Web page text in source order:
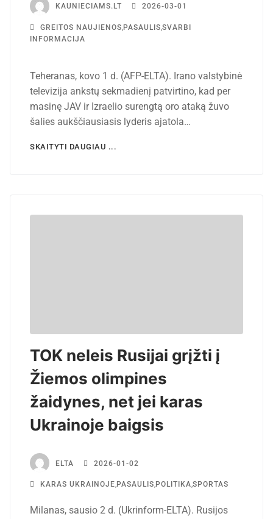
KAUNIECIAMS.LT 2026-03-01
GREITOS NAUJIENOS PASAULIS SVARBI
INFORMACIJA
Teheranas, kovo 1 d. (AFP-ELTA). Irano valstybinė
televizija ankstų sekmadienį patvirtino, kad per
masinę JAV ir Izraelio surengtą oro ataką žuvo
šalies aukščiausiasis lyderis ajatola…
SKAITYTI DAUGIAU ...
TOK neleis Rusijai grįžti į
Žiemos olimpines
žaidynes, net jei karas
Ukrainoje baigsis
ELTA 2026-01-02
KARAS UKRAINOJE,PASAULIS,POLITIKA,SPORTAS
Milanas, sausio 2 d. (Ukrinform-ELTA). Rusijos